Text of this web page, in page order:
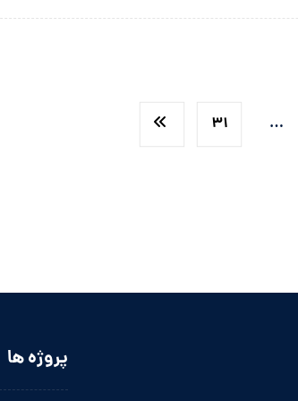
… ۳۱
پروژه ها